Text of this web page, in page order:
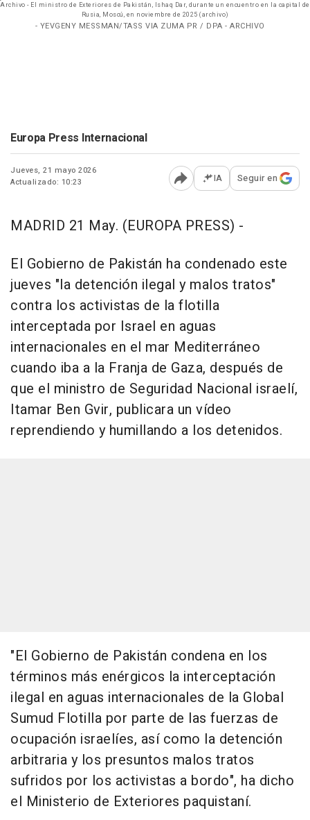
Archivo - El ministro de Exteriores de Pakistán, Ishaq Dar, durante un encuentro en la capital de
Rusia, Moscú, en noviembre de 2025 (archivo)
- YEVGENY MESSMAN/TASS VIA ZUMA PR / DPA - ARCHIVO
Europa Press Internacional
Jueves, 21 mayo 2026
Actualizado: 10:23
Abrir opciones para
IA Seguir en
MADRID 21 May. (EUROPA PRESS) -
El Gobierno de Pakistán ha condenado este
jueves "la detención ilegal y malos tratos"
contra los activistas de la flotilla
interceptada por Israel en aguas
internacionales en el mar Mediterráneo
cuando iba a la Franja de Gaza, después de
que el ministro de Seguridad Nacional israelí,
Itamar Ben Gvir, publicara un vídeo
reprendiendo y humillando a los detenidos.
"El Gobierno de Pakistán condena en los
términos más enérgicos la interceptación
ilegal en aguas internacionales de la Global
Sumud Flotilla por parte de las fuerzas de
ocupación israelíes, así como la detención
arbitraria y los presuntos malos tratos
sufridos por los activistas a bordo", ha dicho
el Ministerio de Exteriores paquistaní.